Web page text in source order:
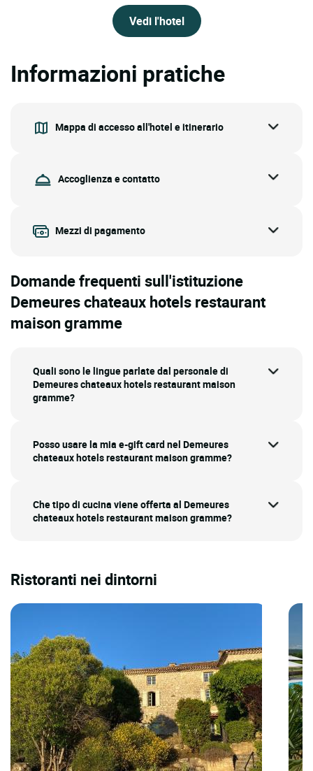
Vedi l'hotel
Informazioni pratiche
Mappa di accesso all'hotel e itinerario
Accoglienza e contatto
Mezzi di pagamento
Domande frequenti sull'istituzione
Demeures chateaux hotels restaurant
maison gramme
Quali sono le lingue parlate dal personale di
Demeures chateaux hotels restaurant maison
gramme?
Posso usare la mia e-gift card nel Demeures
chateaux hotels restaurant maison gramme?
Che tipo di cucina viene offerta al Demeures
chateaux hotels restaurant maison gramme?
Ristoranti nei dintorni